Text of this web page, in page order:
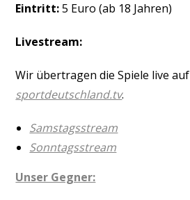
Eintritt:5 Euro (ab 18 Jahren)
Livestream:
Wir übertragen die Spiele live auf
sportdeutschland.tv.
Samstagsstream
Sonntagsstream
Unser Gegner: